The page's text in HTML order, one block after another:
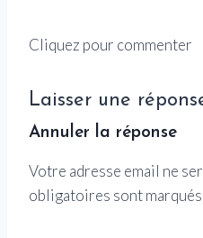
Cliquez pour commenter
Laisser une
Annuler la réponse
Votre adresse email ne
obligatoires sont